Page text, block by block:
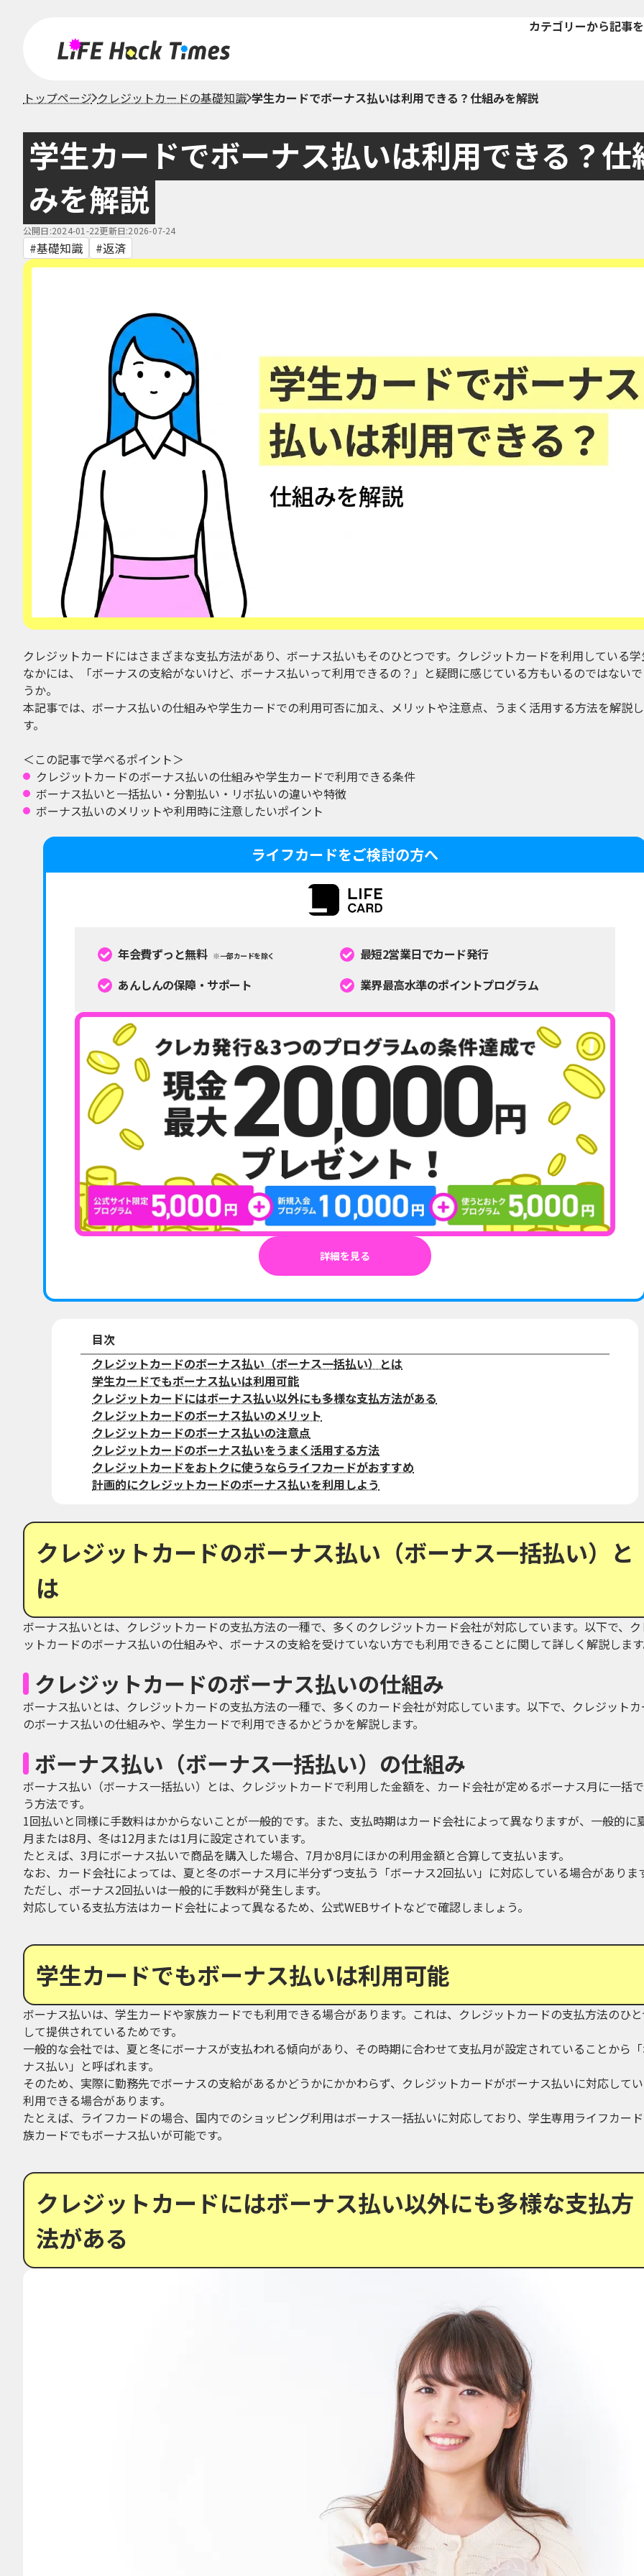
カテゴリーから記事
トップページ クレジットカードの基礎知識 学生カードでボーナス払いは利用できる？仕組みを解説
学生カードでボーナス払いは利用できる？仕
みを解説
公開日:2024-01-22更新日:2026-07-24
基礎知識 返済
クレジットカードにはさまざまな支払方法があり、ボーナス払いもそのひとつです。クレジットカードを利用している
なかには、「ボーナスの支給がないけど、ボーナス払いって利用できるの？」と疑問に感じている方もいるのではない
うか。
本記事では、ボーナス払いの仕組みや学生カードでの利用可否に加え、メリットや注意点、うまく活用する方法を解説
す。
＜この記事で学べるポイント＞
クレジットカードのボーナス払いの仕組みや学生カードで利用できる条件
ボーナス払いと一括払い・分割払い・リボ払いの違いや特徴
ボーナス払いのメリットや利用時に注意したいポイント
ライフカードをご検討の方へ
年会費ずっと無料 ※一部カードを除く
最短2営業日でカード発行
あんしんの保障・サポート
業界最高水準のポイントプログラム
詳細を見る
目次
クレジットカードのボーナス払い（ボーナス一括払い）とは
学生カードでもボーナス払いは利用可能
クレジットカードにはボーナス払い以外にも多様な支払方法がある
クレジットカードのボーナス払いのメリット
クレジットカードのボーナス払いの注意点
クレジットカードのボーナス払いをうまく活用する方法
クレジットカードをおトクに使うならライフカードがおすすめ
計画的にクレジットカードのボーナス払いを利用しよう
クレジットカードのボーナス払い（ボーナス一括払い）と
は
ボーナス払いとは、クレジットカードの支払方法の一種で、多くのクレジットカード会社が対応しています。以下で、
ットカードのボーナス払いの仕組みや、ボーナスの支給を受けていない方でも利用できることに関して詳しく解説しま
クレジットカードのボーナス払いの仕組み
ボーナス払いとは、クレジットカードの支払方法の一種で、多くのカード会社が対応しています。以下で、クレジット
のボーナス払いの仕組みや、学生カードで利用できるかどうかを解説します。
ボーナス払い（ボーナス一括払い）の仕組み
ボーナス払い（ボーナス一括払い）とは、クレジットカードで利用した金額を、カード会社が定めるボーナス月に一括
う方法です。
1回払いと同様に手数料はかからないことが一般的です。また、支払時期はカード会社によって異なりますが、一般的に
月または8月、冬は12月または1月に設定されています。
たとえば、3月にボーナス払いで商品を購入した場合、7月か8月にほかの利用金額と合算して支払います。
なお、カード会社によっては、夏と冬のボーナス月に半分ずつ支払う「ボーナス2回払い」に対応している場合がありま
ただし、ボーナス2回払いは一般的に手数料が発生します。
対応している支払方法はカード会社によって異なるため、公式WEBサイトなどで確認しましょう。
学生カードでもボーナス払いは利用可能
ボーナス払いは、学生カードや家族カードでも利用できる場合があります。これは、クレジットカードの支払方法のひ
して提供されているためです。
一般的な会社では、夏と冬にボーナスが支払われる傾向があり、その時期に合わせて支払月が設定されていることから
ナス払い」と呼ばれます。
そのため、実際に勤務先でボーナスの支給があるかどうかにかかわらず、クレジットカードがボーナス払いに対応して
利用できる場合があります。
たとえば、ライフカードの場合、国内でのショッピング利用はボーナス一括払いに対応しており、学生専用ライフカー
族カードでもボーナス払いが可能です。
クレジットカードにはボーナス払い以外にも多様な支払方
法がある